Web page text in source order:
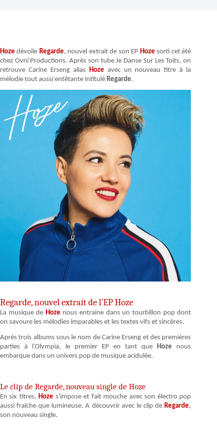
Hoze dévoile Regarde, nouvel extrait de son EP Hoze sorti cet été
chez Ovni Productions. Après son tube Je Danse Sur Les Toits, on
retrouve Carine Erseng alias Hoze avec un nouveau titre à la
mélodie tout aussi entêtante intitulé Regarde.
Regarde, nouvel extrait de l’EP Hoze
La musique de Hoze nous entraine dans un tourbillon pop dont
on savoure les mélodies imparables et les textes vifs et sincères.
Après trois albums sous le nom de Carine Erseng et des premières
parties à l’Olympia, le premier EP en tant que
Hoze nous
embarque dans un univers pop de musique acidulée.
Le clip de Regarde, nouveau single de Hoze
En six titres, Hoze s'impose et fait mouche avec son électro pop
aussi fraîche que lumineuse. A découvrir avec le clip de Regarde,
son nouveau single.